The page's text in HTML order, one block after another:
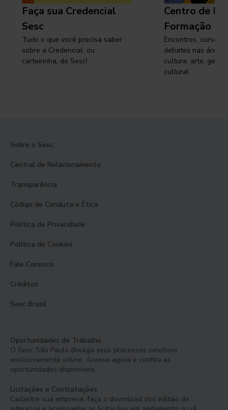
Faça sua Credencial
Sesc
Tudo o que você precisa saber
sobre a Credencial, ou
carteirinha, do Sesc!
Centro de
Formação
Encontros, cursos,
debates nas áreas
cultura, arte,
cultural
Sobre o Sesc
Central de Relacionamento
Transparência
Código de Conduta e Ética
Política de Privacidade
Política de Cookies
Fale Conosco
Créditos
Sesc Brasil
Oportunidades de Trabalho
O Sesc São Paulo divulga seus processos seletivos
exclusivamente online. Acesse agora e confira as
oportunidades disponíveis.
Licitações e Contratações
Cadastre sua empresa, faça o download dos editais de